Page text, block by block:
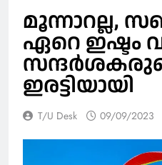
മൂന്നാറല്ല,
ഏറെ ഇഷ്ടം
ഇരട്ടിയായി
T/U Desk 09/09/2023